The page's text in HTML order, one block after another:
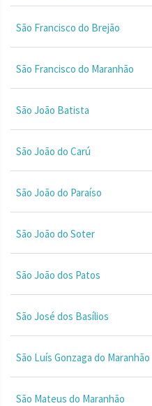
São Francisco do Brejão
São Francisco do Maranhão
São João Batista
São João do Carú
São João do Paraíso
São João do Soter
São João dos Patos
São José dos Basílios
São Luís Gonzaga do Maranhão
São Mateus do Maranhão